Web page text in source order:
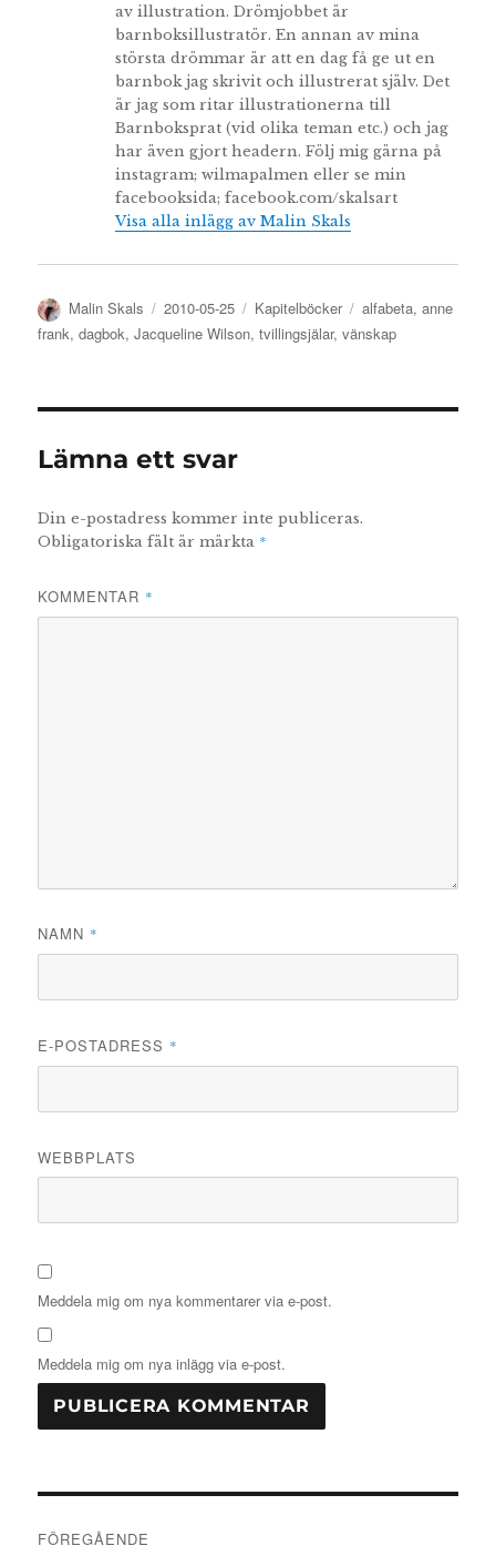
av illustration. Drömjobbet är
barnboksillustratör. En annan av mina
största drömmar är att en dag få ge ut en
barnbok jag skrivit och illustrerat själv. Det
är jag som ritar illustrationerna till
Barnboksprat (vid olika teman etc.) och jag
har även gjort headern. Följ mig gärna på
instagram; wilmapalmen eller se min
facebooksida; facebook.com/skalsart
Visa alla inlägg av Malin Skals
Författare
Malin Skals
Publicerat
den
2010-05-25 Kategorier
Kapitelböcker Etiketter
alfabeta,anne
frank,dagbok,Jacqueline Wilson,tvillingsjälar,vänskap
Lämna ett svar
Din e-postadress kommer inte publiceras.
Obligatoriska fält är märkta *
KOMMENTAR *
NAMN *
E-POSTADRESS *
WEBBPLATS
Meddela mig om nya kommentarer via e-post.
Meddela mig om nya inlägg via e-post.
FÖREGÅENDE